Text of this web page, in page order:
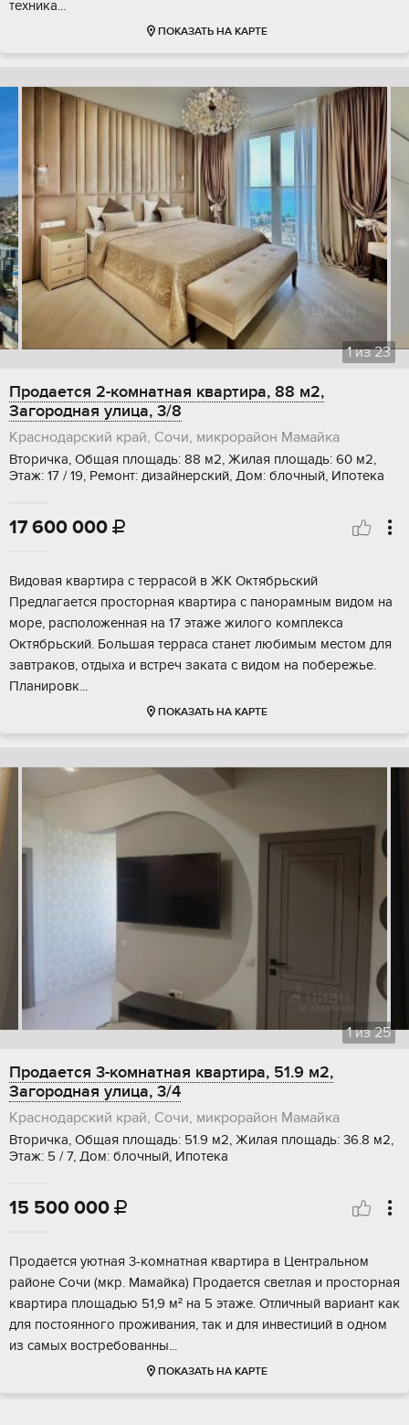
техника...
ПОКАЗАТЬ НА КАРТЕ
1из23
Продается 2-комнатная квартира, 88 м2,
Загородная улица, 3/8
Краснодарский край, Сочи, микрорайон Мамайка
Вторичка, Общая площадь: 88 м2, Жилая площадь: 60 м2,
Этаж: 17 / 19, Ремонт: дизайнерский, Дом: блочный, Ипотека
17 600 000 
Видовая квартира с террасой в ЖК Октябрьский
Предлагается просторная квартира с панорамным видом на
море, расположенная на 17 этаже жилого комплекса
Октябрьский. Большая терраса станет любимым местом для
завтраков, отдыха и встреч заката с видом на побережье.
Планировк...
ПОКАЗАТЬ НА КАРТЕ
1из25
Продается 3-комнатная квартира, 51.9 м2,
Загородная улица, 3/4
Краснодарский край, Сочи, микрорайон Мамайка
Вторичка, Общая площадь: 51.9 м2, Жилая площадь: 36.8 м2,
Этаж: 5 / 7, Дом: блочный, Ипотека
15 500 000 
Продаётся уютная 3-комнатная квартира в Центральном
районе Сочи (мкр. Мамайка) Продается светлая и просторная
квартира площадью 51,9 м² на 5 этаже. Отличный вариант как
для постоянного проживания, так и для инвестиций в одном
из самых востребованны...
ПОКАЗАТЬ НА КАРТЕ